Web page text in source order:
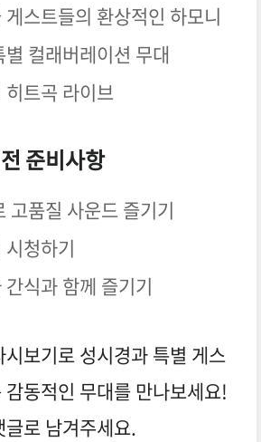
스트들의 환상적인 하모니
컬래버레이션 무대
트곡 라이브
준비사항
고품질 사운드 즐기기
청하기
식과 함께 즐기기
보기로 성시경과 특별 게스
동적인 무대를 만나보세요!
로 남겨주세요.